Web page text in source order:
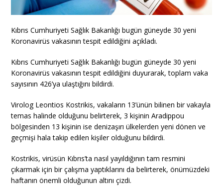
Kıbrıs Cumhuriyeti Sağlık Bakanlığı bugün güneyde 30 yeni
Koronavirüs vakasının tespit edildiğini açıkladı.
Kıbrıs Cumhuriyeti Sağlık Bakanlığı bugün güneyde 30 yeni
Koronavirüs vakasının tespit edildiğini duyurarak, toplam vaka
sayısının 426’ya ulaştığını bildirdi.
Virolog Leontios Kostrikis, vakaların 13’ünün bilinen bir vakayla
temas halinde olduğunu belirterek, 3 kişinin Aradippou
bölgesinden 13 kişinin ise denizaşırı ülkelerden yeni dönen ve
geçmişi hala takip edilen kişiler olduğunu bildirdi.
Kostrikis, virüsün Kıbrıs’ta nasıl yayıldığının tam resmini
çıkarmak için bir çalışma yaptıklarını da belirterek, önümüzdeki
haftanın önemli olduğunun altını çizdi.